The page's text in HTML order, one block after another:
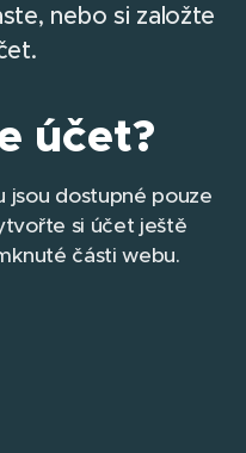
nebo si založte
účet?
jsou dostupné pouze
si účet ještě
části webu.